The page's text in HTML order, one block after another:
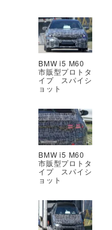
BMW i5 M60
市販型プロトタ
イプ スパイシ
ョット
BMW i5 M60
市販型プロトタ
イプ スパイシ
ョット